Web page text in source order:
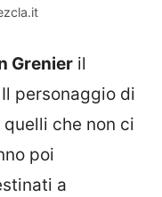
Grenier il
personaggio di
che non ci
poi
a